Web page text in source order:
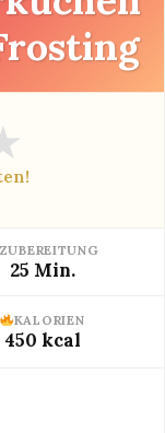
ZUBEREITUNG
25 Min.
KALORIEN
450 kcal